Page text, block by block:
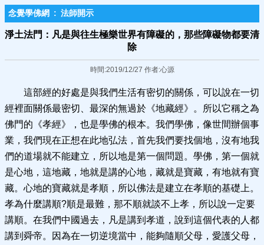
念覺學佛網 : 法師開示
淨土法門：凡是與往生極樂世界有障礙的，那些障礙物都要清
除
時間:2019/12/27 作者:心源
這部經的好處是與我們生活有密切的關係，可以說在一切
經裡面關係最密切、最深的無過於《地藏經》。所以它稱之為
佛門的《孝經》，也是學佛的根本。我們學佛，像世間辦個事
業，我們現在正想在此地弘法，首先我們要找個地，沒有地我
們的道場就不能建立，所以地是第一個問題。學佛，第一個就
是心地，這地藏，地就是講的心地，藏就是寶藏，有地就有寶
藏。心地的寶藏就是孝順，所以佛法是建立在孝順的基礎上。
孝為什麼講順?順是最難，那不順就談不上孝，所以說一定要
講順。在我們中國過去，凡是講到孝道，說到這個代表的人都
講到舜帝。因為在一切逆境當中，能夠隨順父母，愛護父母，